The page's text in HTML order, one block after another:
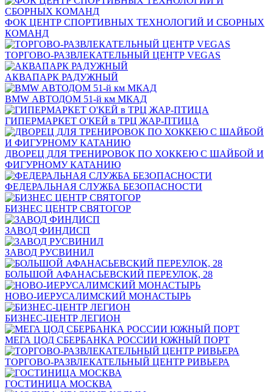
ФОК ЦЕНТР СПОРТИВНЫХ ТЕХНОЛОГИЙ И СБОРНЫХ
КОМАНД
ТОРГОВО-РАЗВЛЕКАТЕЛЬНЫЙ ЦЕНТР VEGAS
АКВАПАРК РАДУЖНЫЙ
BMW АВТОДОМ 51-й км МКАД
ГИПЕРМАРКЕТ О'КЕЙ в ТРЦ ЖАР-ПТИЦА
ДВОРЕЦ ДЛЯ ТРЕНИРОВОК ПО ХОККЕЮ С ШАЙБОЙ И
ФИГУРНОМУ КАТАНИЮ
ФЕДЕРАЛЬНАЯ СЛУЖБА БЕЗОПАСНОСТИ
БИЗНЕС ЦЕНТР СВЯТОГОР
ЗАВОД ФИНДИСП
ЗАВОД РУСВИНИЛ
БОЛЬШОЙ АФАНАСЬЕВСКИЙ ПЕРЕУЛОК, 28
НОВО-ИЕРУСАЛИМСКИЙ МОНАСТЫРЬ
БИЗНЕС-ЦЕНТР ЛЕГИОН
МЕГА ЦОД СБЕРБАНКА РОССИИ ЮЖНЫЙ ПОРТ
ТОРГОВО-РАЗВЛЕКАТЕЛЬНЫЙ ЦЕНТР РИВЬЕРА
ГОСТИНИЦА МОСКВА